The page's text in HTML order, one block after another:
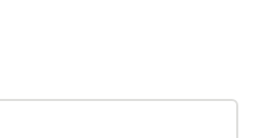
TMS